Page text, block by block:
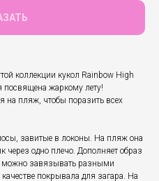
коллекции кукол Rainbow High
посвящена жаркому лету!
на пляж, чтобы поразить всех
завитые в локоны. На пляж она
через одно плечо. Дополняет образ
можно завязывать разными
покрывала для загара. На